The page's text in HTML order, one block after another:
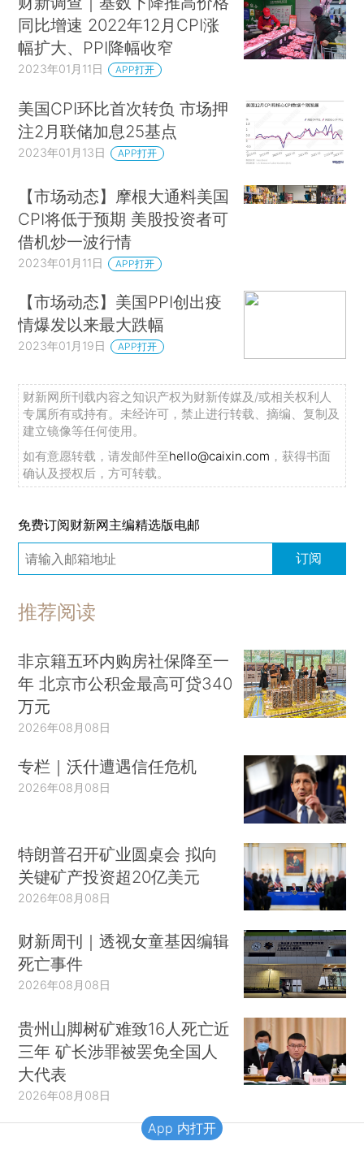
同比增速 2022年12月CPI涨
幅扩大、PPI降幅收窄
2023年01月11日 APP打开
美国CPI环比首次转负 市场押
注2月联储加息25基点
2023年01月13日 APP打开
【市场动态】摩根大通料美国
CPI将低于预期 美股投资者可
借机炒一波行情
2023年01月11日 APP打开
【市场动态】美国PPI创出疫
情爆发以来最大跌幅
2023年01月19日 APP打开
财新网所刊载内容之知识产权为财新传媒及/或相关权利人
专属所有或持有。未经许可，禁止进行转载、摘编、复制及
建立镜像等任何使用。
如有意愿转载，请发邮件至hello@caixin.com ，获得书面
确认及授权后，方可转载。
免费订阅财新网主编精选版电邮
订阅
推荐阅读
非京籍五环内购房社保降至一
年 北京市公积金最高可贷340
万元
2026年08月08日
专栏｜沃什遭遇信任危机
2026年08月08日
特朗普召开矿业圆桌会 拟向
关键矿产投资超20亿美元
2026年08月08日
财新周刊｜透视女童基因编辑
死亡事件
2026年08月08日
贵州山脚树矿难致16人死亡近
三年 矿长涉罪被罢免全国人
大代表
2026年08月08日
App 内打开